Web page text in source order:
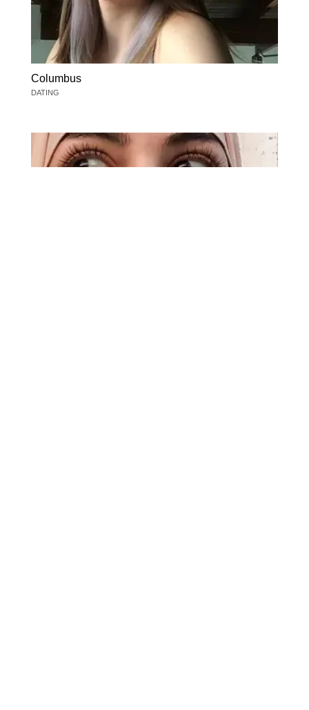
Columbus
DATING